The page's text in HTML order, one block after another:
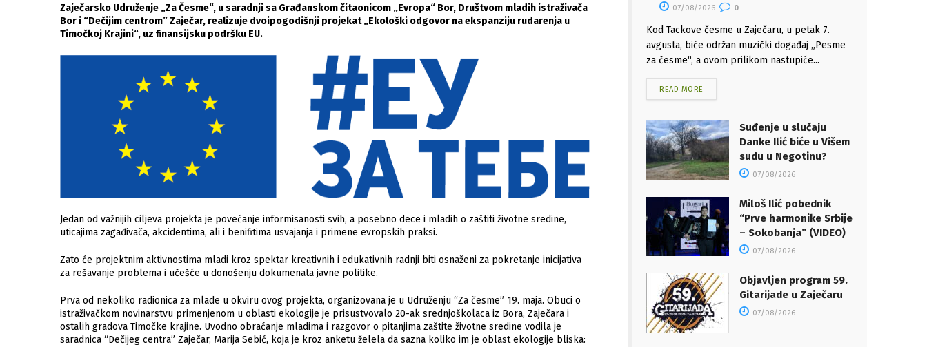
Zaječarsko Udruženje „Za Česme“, u saradnji sa Građanskom čitaonicom „Evropa“ Bor, Društvom mladih istraživača
Bor i “Dečijim centrom” Zaječar, realizuje dvoipogodišnji projekat „Ekološki odgovor na ekspanziju rudarenja u
Timočkoj Krajini“, uz finansijsku podršku EU.
Jedan od važnijih ciljeva projekta je povećanje informisanosti svih, a posebno dece i mladih o zaštiti životne sredine,
uticajima zagađivača, akcidentima, ali i benifitima usvajanja i primene evropskih praksi.
Zato će projektnim aktivnostima mladi kroz spektar kreativnih i edukativnih radnji biti osnaženi za pokretanje inicijativa
za rešavanje problema i učešće u donošenju dokumenata javne politike.
Prva od nekoliko radionica za mlade u okviru ovog projekta, organizovana je u Udruženju “Za česme” 19. maja. Obuci o
istraživačkom novinarstvu primenjenom u oblasti ekologije je prisustvovalo 20-ak srednjoškolaca iz Bora, Zaječara i
ostalih gradova Timočke krajine. Uvodno obraćanje mladima i razgovor o pitanjima zaštite životne sredine vodila je
saradnica “Dečijeg centra” Zaječar, Marija Sebić, koja je kroz anketu želela da sazna koliko im je oblast ekologije bliska:
07/08/2026 0
Kod Tackove česme u Zaječaru, u petak 7.
avgusta, biće održan muzički događaj „Pesme
za česme“, a ovom prilikom nastupiće...
READ MORE
Suđenje u slučaju
Danke Ilić biće u Višem
sudu u Negotinu?
07/08/2026
Miloš Ilić pobednik
“Prve harmonike Srbije
– Sokobanja” (VIDEO)
07/08/2026
Objavljen program 59.
Gitarijade u Zaječaru
07/08/2026